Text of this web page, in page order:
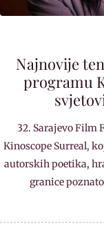
Najnovije
programu
32. Sarajevo Film
Kinoscope Surreal,
autorskih poetika,
granice